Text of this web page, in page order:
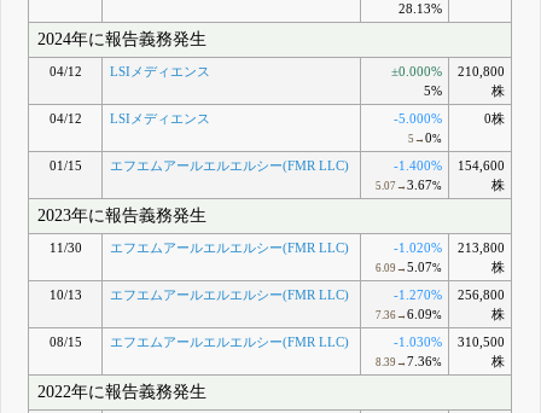
28.13%
2024年に報告義務発生
04/12 LSIメディエンス
±0.000%
5%
210,800
株
04/12
LSIメディエンス -5.000%
5→ 0%
0株
01/15 エフエムアールエルエルシー(FMR LLC) -1.400%
5.07→ 3.67%
154,600
株
2023年に報告義務発生
11/30 エフエムアールエルエルシー(FMR LLC) -1.020%
6.09→ 5.07%
213,800
株
10/13
エフエムアールエルエルシー(FMR LLC) -1.270%
7.36→ 6.09%
256,800
株
08/15
エフエムアールエルエルシー(FMR LLC) -1.030%
8.39→ 7.36%
310,500
株
2022年に報告義務発生